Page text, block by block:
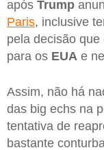
após Trump
Paris, inclusive
pela decisão
para os EUA e
Assim, não há
das big echs na
tentativa de
bastante